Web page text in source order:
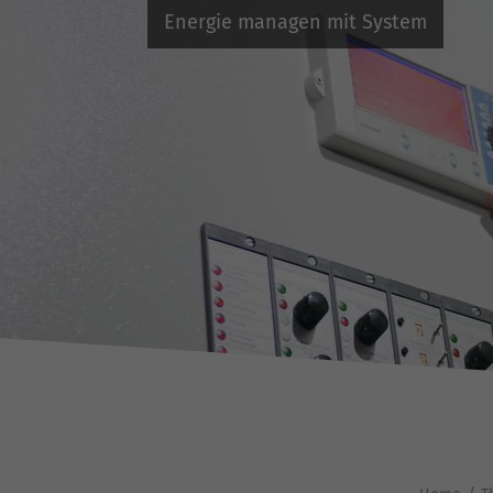
Energie managen mit System